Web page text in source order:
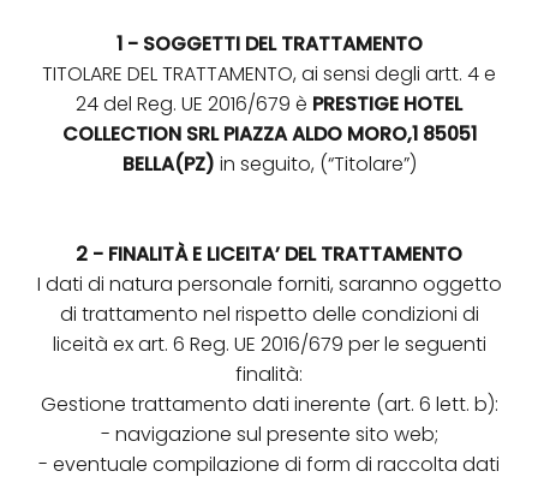
1 - SOGGETTI DEL TRATTAMENTO
TITOLARE DEL TRATTAMENTO, ai sensi degli artt. 4 e
24 del Reg. UE 2016/679 è PRESTIGE HOTEL
COLLECTION SRL PIAZZA ALDO MORO,1 85051
BELLA(PZ) in seguito, (“Titolare”)
2 - FINALITÀ E LICEITA’ DEL TRATTAMENTO
I dati di natura personale forniti, saranno oggetto
di trattamento nel rispetto delle condizioni di
liceità ex art. 6 Reg. UE 2016/679 per le seguenti
finalità:
Gestione trattamento dati inerente (art. 6 lett. b):
- navigazione sul presente sito web;
- eventuale compilazione di form di raccolta dati